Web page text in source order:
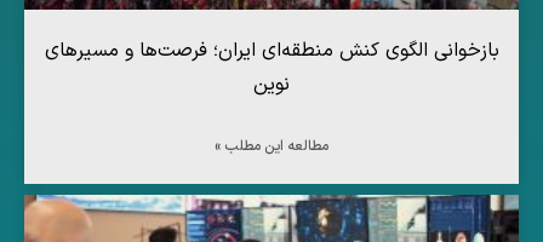
بازخوانی الگوی کنش منطقه‌ای ایران؛ فرصت‌ها و مسیرهای
نوین
مطالعه این مطلب »